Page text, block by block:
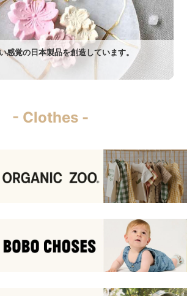
感覚の日本製品を創造しています。
- Clothes -